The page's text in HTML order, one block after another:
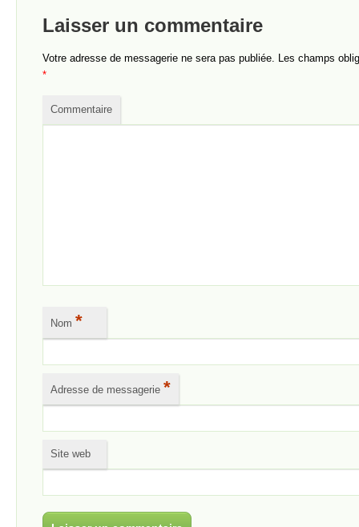
Laisser un commentaire
Votre adresse de messagerie ne sera pas publiée. Les champs
*
Commentaire
Nom *
Adresse de messagerie *
Site web